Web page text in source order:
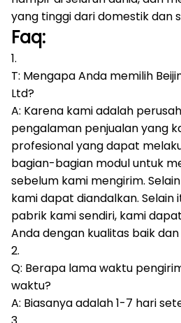
yang tinggi dari domestik dan
Faq:
1.
T: Mengapa Anda memilih
Ltd?
A: Karena kami adalah
pengalaman penjualan yang
profesional yang dapat
bagian-bagian modul untuk
sebelum kami mengirim.
kami dapat diandalkan. Selain
pabrik kami sendiri, kami
Anda dengan kualitas baik
2.
Q: Berapa lama waktu
waktu?
A: Biasanya adalah 1-7 hari